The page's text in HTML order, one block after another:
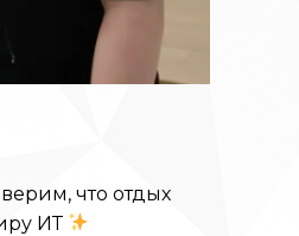
что отдых
ИТ